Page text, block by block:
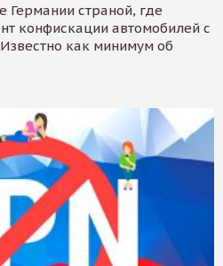
Германии страной, где
конфискации автомобилей с
как минимум об